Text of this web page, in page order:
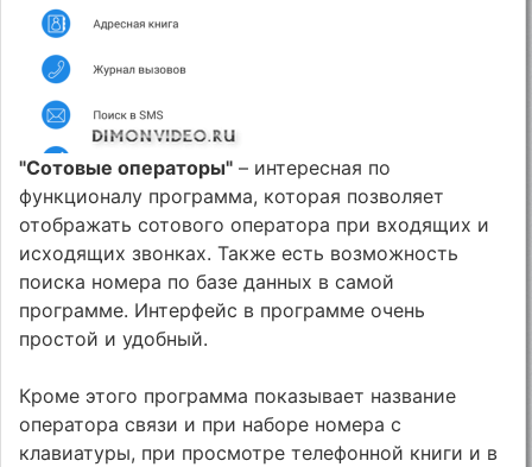
"Сотовые операторы" – интересная по
функционалу программа, которая позволяет
отображать сотового оператора при входящих и
исходящих звонках. Также есть возможность
поиска номера по базе данных в самой
программе. Интерфейс в программе очень
простой и удобный.
Кроме этого программа показывает название
оператора связи и при наборе номера с
клавиатуры, при просмотре телефонной книги и в